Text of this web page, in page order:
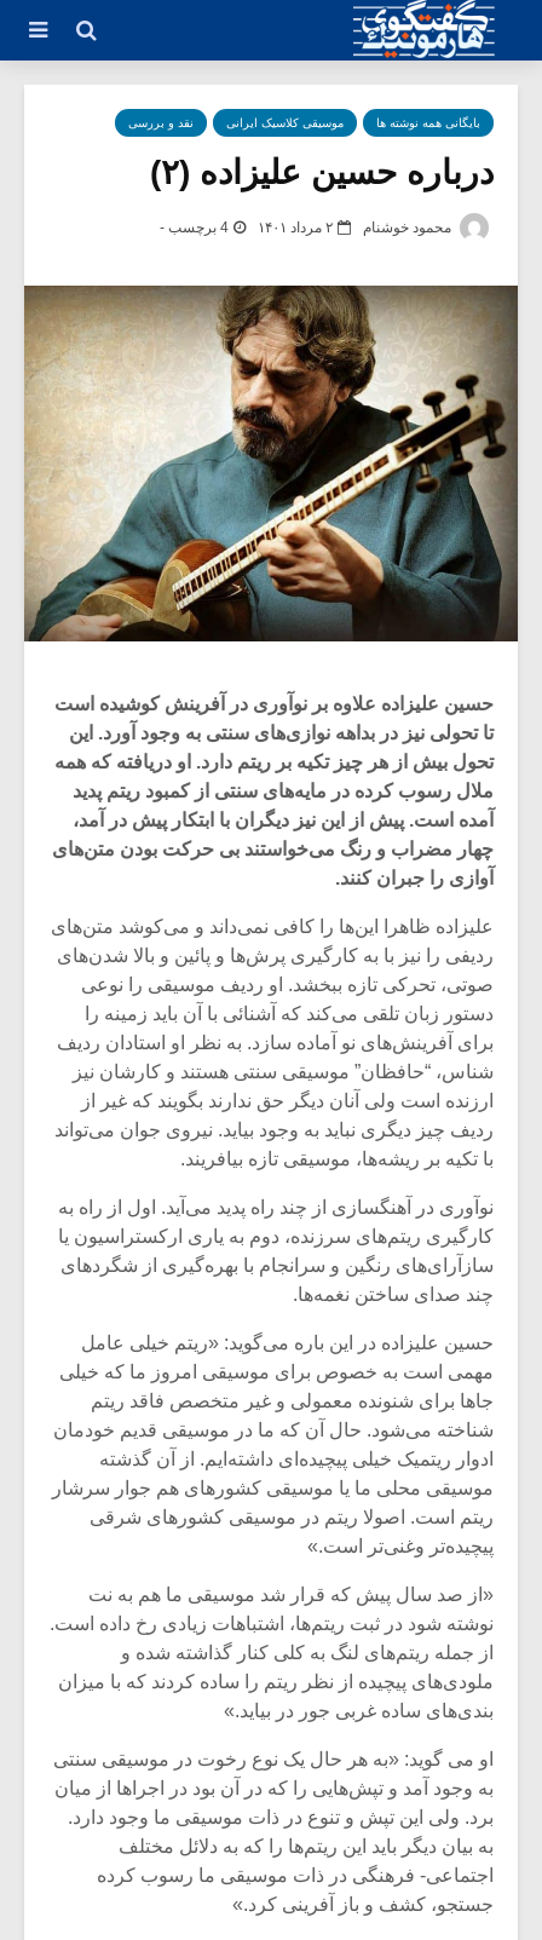
بایگانی همه نوشته ها موسیقی کلاسیک ایرانی نقد و بررسی
درباره حسین علیزاده (۲)
محمود خوشنام ۲ مرداد ۱۴۰۱ 4 برچسب -
حسین علیزاده علاوه بر نوآوری در آفرینش کوشیده است
تا تحولی نیز در بداهه نوازی‌های سنتی به وجود آورد. این
تحول بیش از هر چیز تکیه بر ریتم دارد. او دریافته که همه
ملال رسوب کرده در مایه‌های سنتی از کمبود ریتم پدید
آمده است. پیش از این نیز دیگران با ابتکار پیش در آمد،
چهار مضراب و رنگ می‌خواستند بی حرکت بودن متن‌های
آوازی را جبران کنند.
علیزاده ظاهرا این‌ها را کافی نمی‌داند و می‌کوشد متن‌های
ردیفی را نیز با به کارگیری پرش‌ها و پائین و بالا شدن‌های
صوتی، تحرکی تازه ببخشد. او ردیف موسیقی را نوعی
دستور زبان تلقی می‌کند که آشنائی با آن باید زمینه را
برای آفرینش‌های نو آماده سازد. به نظر او استادان ردیف
شناس، “حافظان” موسیقی سنتی هستند و کارشان نیز
ارزنده است ولی آنان دیگر حق ندارند بگویند که غیر از
ردیف چیز دیگری نباید به وجود بیاید. نیروی جوان می‌تواند
با تکیه بر ریشه‌ها، موسیقی تازه بیافریند.
نوآوری در آهنگسازی از چند راه پدید می‌آید. اول از راه به
کارگیری ریتم‌های سرزنده، دوم به یاری ارکستراسیون یا
سازآرای‌های رنگین و سرانجام با بهره‌گیری از شگردهای
چند صدای ساختن نغمه‌ها.
حسین علیزاده در این باره می‌گوید: «ریتم خیلی عامل
مهمی است به خصوص برای موسیقی امروز ما که خیلی
جاها برای شنونده معمولی و غیر متخصص فاقد ریتم
شناخته می‌شود. حال آن که ما در موسیقی قدیم خودمان
ادوار ریتمیک خیلی پیچیده‌ای داشته‌ایم. از آن گذشته
موسیقی محلی ما یا موسیقی کشورهای هم جوار سرشار
ریتم است. اصولا ریتم در موسیقی کشورهای شرقی
پیچیده‌تر وغنی‌تر است.»
«از صد سال پیش که قرار شد موسیقی ما هم به نت
نوشته شود در ثبت ریتم‌ها، اشتباهات زیادی رخ داده است.
از جمله ریتم‌های لنگ به کلی کنار گذاشته شده و
ملودی‌های پیچیده از نظر ریتم را ساده کردند که با میزان
بندی‌های ساده غربی جور در بیاید.»
او می گوید: «به هر حال یک نوع رخوت در موسیقی سنتی
به وجود آمد و تپش‌هایی را که در آن بود در اجراها از میان
برد. ولی این تپش و تنوع در ذات موسیقی ما وجود دارد.
به بیان دیگر باید این ریتم‌ها را که به دلائل مختلف
اجتماعی- فرهنگی در ذات موسیقی ما رسوب کرده
جستجو، کشف و باز آفرینی کرد.»
میکلوش روژا
متن فیلم «متری
شیش و نیم»
مشهورترین باشی،
بدنام ترین باش
موسیقی